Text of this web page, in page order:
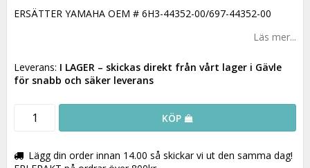
ERSÄTTER YAMAHA OEM # 6H3-44352-00/697-44352-00
Läs mer...
Leverans: I LAGER – skickas direkt från vårt lager i Gävle
för snabb och säker leverans
KÖP
Lägg din order innan 14.00 så skickar vi ut den samma dag!